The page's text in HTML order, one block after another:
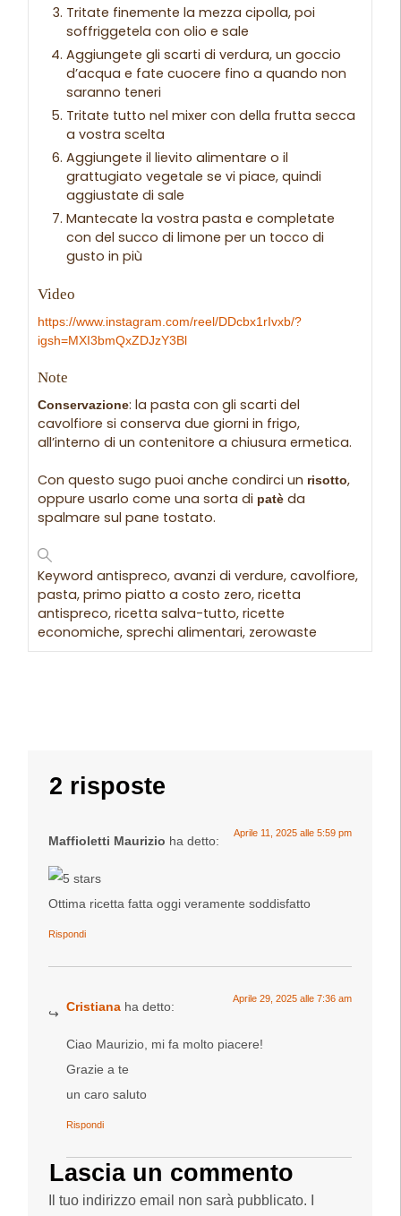
Tritate finemente la mezza cipolla, poi
soffriggetela con olio e sale
Aggiungete gli scarti di verdura, un goccio
d’acqua e fate cuocere fino a quando non
saranno teneri
Tritate tutto nel mixer con della frutta secca
a vostra scelta
Aggiungete il lievito alimentare o il
grattugiato vegetale se vi piace, quindi
aggiustate di sale
Mantecate la vostra pasta e completate
con del succo di limone per un tocco di
gusto in più
Video
https://www.instagram.com/reel/DDcbx1rIvxb/?
igsh=MXI3bmQxZDJzY3Bl
Note
Conservazione: la pasta con gli scarti del
cavolfiore si conserva due giorni in frigo,
all’interno di un contenitore a chiusura ermetica.
Con questo sugo puoi anche condirci un risotto,
oppure usarlo come una sorta di patè da
spalmare sul pane tostato.
Keywordantispreco, avanzi di verdure, cavolfiore,
pasta, primo piatto a costo zero, ricetta
antispreco, ricetta salva-tutto, ricette
economiche, sprechi alimentari, zerowaste
2 risposte
Maffioletti Maurizio ha detto:
Aprile 11, 2025 alle 5:59 pm
Ottima ricetta fatta oggi veramente soddisfatto
Rispondi
Cristiana ha detto:
Aprile 29, 2025 alle 7:36 am
Ciao Maurizio, mi fa molto piacere!
Grazie a te
un caro saluto
Rispondi
Lascia un commento
Il tuo indirizzo email non sarà pubblicato.